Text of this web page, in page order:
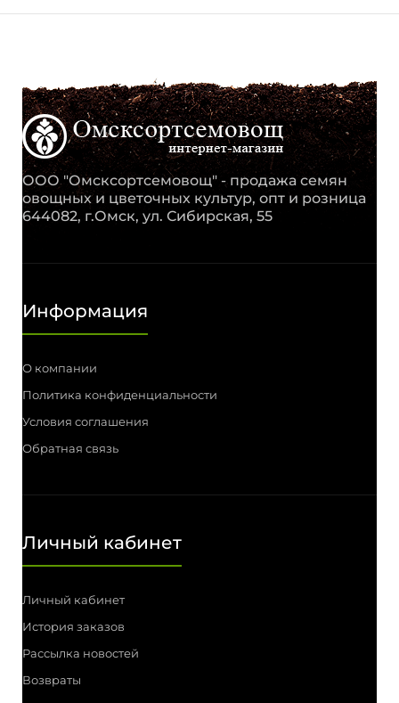
ООО "Омсксортсемовощ" - продажа семян
овощных и цветочных культур, опт и розница
644082, г.Омск, ул. Сибирская, 55
Информация
О компании
Политика конфиденциальности
Условия соглашения
Обратная связь
Личный кабинет
Личный кабинет
История заказов
Рассылка новостей
Возвраты